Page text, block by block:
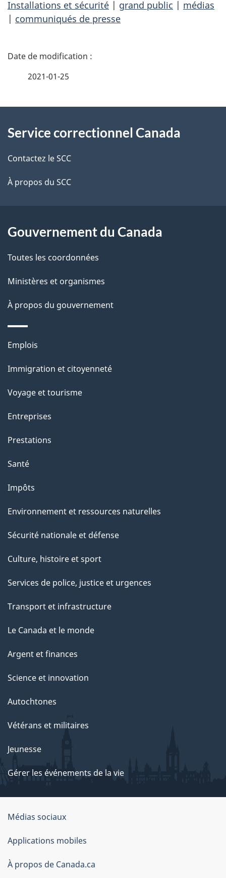
Installations et sécurité | grand public | médias
| communiqués de presse
D
i
l
s
e
a
2021-01-25
propos
de
ce
Service correctionnel Canada
Contactez le SCC
À propos du SCC
Gouvernement du Canada
Toutes les coordonnées
Ministères et organismes
À propos du gouvernement
Thèmes
sujets
Emplois
Immigration et citoyenneté
Voyage et tourisme
Entreprises
Prestations
Santé
Impôts
Environnement et ressources naturelles
Sécurité nationale et défense
Culture, histoire et sport
Services de police, justice et urgences
Transport et infrastructure
Le Canada et le monde
Argent et finances
Science et innovation
Autochtones
Vétérans et militaires
Jeunesse
Gérer les événements de la vie
Organisation
du
gouvernement
du
Médias sociaux
Applications mobiles
À propos de Canada.ca